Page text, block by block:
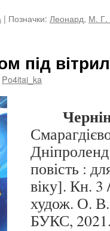
| Позначки: Леонард, М. Г.
під
Po4itai_ka
повість :
віку]. Кн.
худож. О.
БУКС,